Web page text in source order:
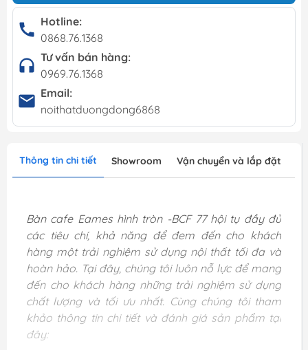
Hotline:
0868.76.1368
Tư vấn bán hàng:
0969.76.1368
Email:
noithatduongdong6868
Thông tin chi tiết Showroom Vận chuyển và lắp đặt
Bàn cafe Eames hình tròn -BCF 77 hội tụ đầy đủ
các tiêu chí, khả năng để đem đến cho khách
hàng một trải nghiệm sử dụng nội thất tối đa và
hoàn hảo. Tại đây, chúng tôi luôn nỗ lực để mang
đến cho khách hàng những trải nghiệm sử dụng
chất lượng và tối ưu nhất. Cùng chúng tôi tham
khảo thông tin chi tiết và đánh giá sản phẩm tại
đây: